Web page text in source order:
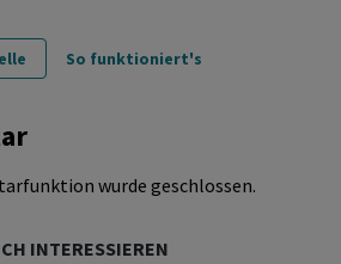
So funktioniert's
wurde geschlossen.
INTERESSIEREN